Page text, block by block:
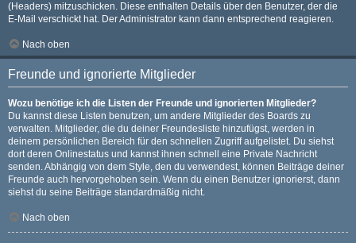
(Headers) mitzuschicken. Diese enthalten Details über den Benutzer, der die
E-Mail verschickt hat. Der Administrator kann dann entsprechend reagieren.
Nach oben
Freunde und ignorierte Mitglieder
Wozu benötige ich die Listen der Freunde und ignorierten Mitglieder?
Du kannst diese Listen benutzen, um andere Mitglieder des Boards zu
verwalten. Mitglieder, die du deiner Freundesliste hinzufügst, werden in
deinem persönlichen Bereich für den schnellen Zugriff aufgelistet. Du siehst
dort deren Onlinestatus und kannst ihnen schnell eine Private Nachricht
senden. Abhängig von dem Style, den du verwendest, können Beiträge deiner
Freunde auch hervorgehoben sein. Wenn du einen Benutzer ignorierst, dann
siehst du seine Beiträge standardmäßig nicht.
Nach oben